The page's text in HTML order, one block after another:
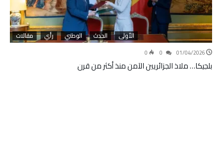
الأولى الحدث الوطني رأي مقالات
01/04/2026
0
بلجيكا… ملاذ الجزائريين الآمن منذ أكثر من قرن